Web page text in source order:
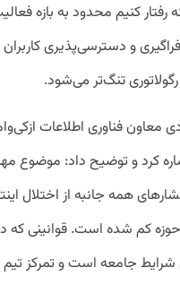
رفتار کنیم محدود به بازه
و دسترسی‌پذیری
تنگ‌تر می‌شود.
معاون فناوری اطلاعات
کرد و توضیح داد: موضوع
همه جانبه از اختلال
کم شده است. قوانینی
شرایط جامعه است و تمرکز